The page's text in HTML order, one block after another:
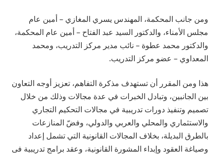
ومن جانب المحكمة، المهندس يسري المغازي – أمين عام
مجلس الأمناء، والدكتور السيد عبد الفتاح – أمين عام المحكمة،
والدكتور محمد عطوة – نائب مدير مركز التدريب، ومحمد
المعداوي – عضو مركز التدريب.
هذا ومن المقرر أن تستهدف مذكرة التفاهم، تعزيز أوجه التعاون
بين الجانبين، وتبادل الخبرات في عدة مجالات وذلك من خلال
تصميم وتنفيذ دورات تدريبية في مجالات التحكيم التجاري
والاستثماري والمحلي والعربي والدولي، وفضّ المنازعات
بالطرق البديلة، بخلاف المجالات القانونية التي تشمل إعداد
وصياغة العقود وإبداء المشورة القانونية، وعقد برامج تدريبية فى